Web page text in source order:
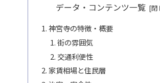
データ・コンテンツ一覧
神宮寺の特徴・概要
街の雰囲気
交通利便性
家賃相場と住民層